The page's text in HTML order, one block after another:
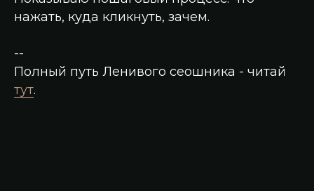
нажать, куда кликнуть, зачем.
--
Полный путь Ленивого сеошника - читай
тут.